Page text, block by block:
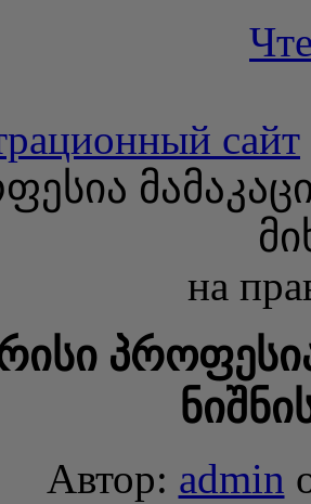
сайт
на
Автор: admin